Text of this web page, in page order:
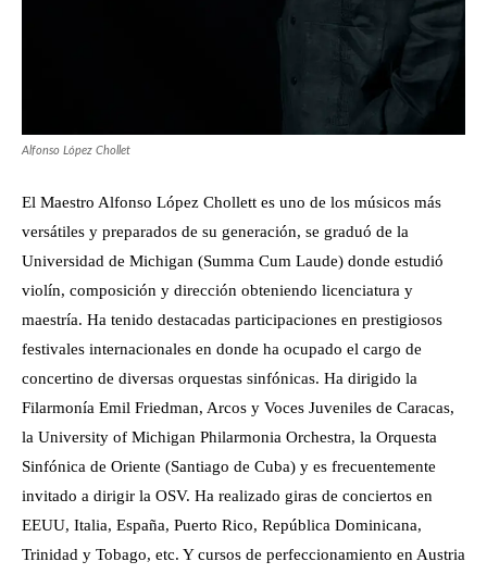
Alfonso López Chollet
El Maestro Alfonso López Chollett es uno de los músicos más
versátiles y preparados de su generación, se graduó de la
Universidad de Michigan (Summa Cum Laude) donde estudió
violín, composición y dirección obteniendo licenciatura y
maestría. Ha tenido destacadas participaciones en prestigiosos
festivales internacionales en donde ha ocupado el cargo de
concertino de diversas orquestas sinfónicas. Ha dirigido la
Filarmonía Emil Friedman, Arcos y Voces Juveniles de Caracas,
la University of Michigan Philarmonia Orchestra, la Orquesta
Sinfónica de Oriente (Santiago de Cuba) y es frecuentemente
invitado a dirigir la OSV. Ha realizado giras de conciertos en
EEUU, Italia, España, Puerto Rico, República Dominicana,
Trinidad y Tobago, etc. Y cursos de perfeccionamiento en Austria